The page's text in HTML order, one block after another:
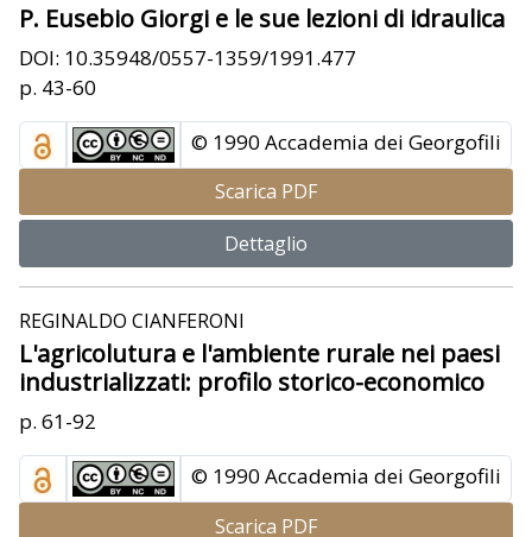
P. Eusebio Giorgi e le sue lezioni di idraulica
DOI: 10.35948/0557-1359/1991.477
p. 43-60
© 1990 Accademia dei Georgofili
Scarica PDF
Dettaglio
REGINALDO CIANFERONI
L'agricolutura e l'ambiente rurale nei paesi
industrializzati: profilo storico-economico
p. 61-92
© 1990 Accademia dei Georgofili
Scarica PDF